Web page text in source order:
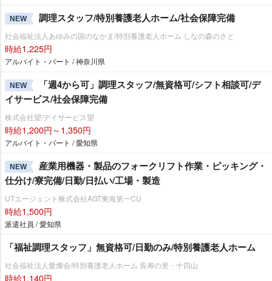
NEW 調理スタッフ/特別養護老人ホーム/社会保障完備
社会福祉法人あゆみの国のなかま/特別養護老人ホーム しなの森のさと
時給1,225円
アルバイト・パート / 神奈川県
NEW
「週4から可」調理スタッフ/無資格可/シフト相談可/デ
イサービス/社会保障完備
株式会社望/デイサービス望
時給1,200円～1,350円
アルバイト・パート / 愛知県
NEW
産業用機器・製品のフォークリフト作業・ピッキング・
仕分け/寮完備/日勤/日払い/工場・製造
UTエージェント株式会社AGT東海第一CU
時給1,500円
派遣社員 / 愛知県
「福祉調理スタッフ」無資格可/日勤のみ/特別養護老人ホーム
社会福祉法人愛燦会/特別養護老人ホーム 長寿の里・十四山
時給1,140円